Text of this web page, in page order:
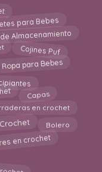
para Bebes
Almacenamiento
Cojines Puf
para Bebes
Capas
en crochet
Bolero
en crochet